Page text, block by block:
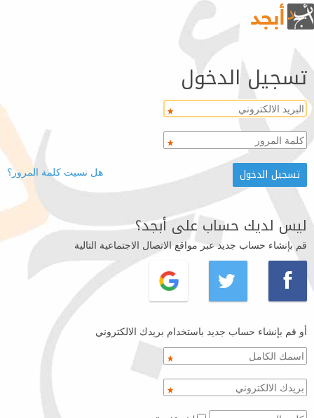
تسجيل الدخول
هل نسيت كلمة المرور؟
ليس لديك حساب على أبجد؟
قم بإنشاء حساب جديد عبر مواقع الاتصال الاجتماعية التالية
أو قم بإنشاء حساب جديد باستخدام بريدك الالكتروني